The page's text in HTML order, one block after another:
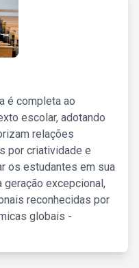
é completa ao
escolar, adotando
relações
por criatividade e
os estudantes em sua
geração excepcional,
reconhecidas por
globais -